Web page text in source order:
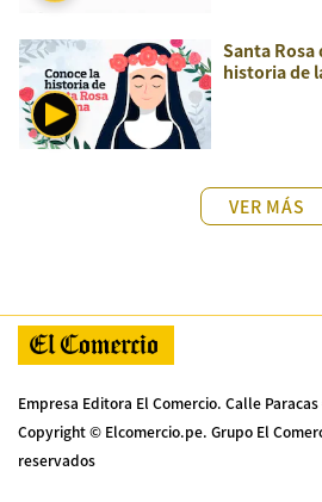
Santa Rosa
historia de
VER MÁS
Empresa Editora El Comercio. Calle
Copyright © Elcomercio.pe. Grupo El
reservados